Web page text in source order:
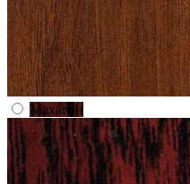
Махагон